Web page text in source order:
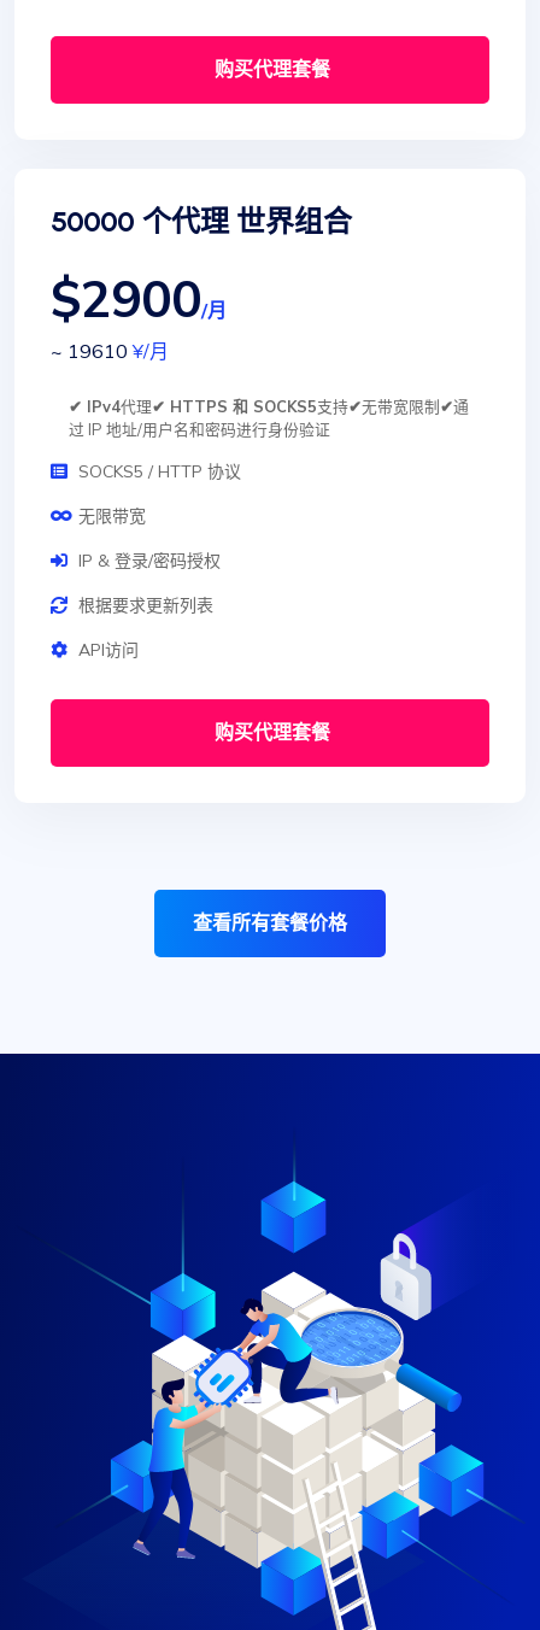
购买代理套餐
50000 个代理 世界组合
$2900/月
~ 19610¥/月
✔ IPv4代理✔ HTTPS 和 SOCKS5支持✔无带宽限制✔通
过 IP 地址/用户名和密码进行身份验证
SOCKS5 / HTTP 协议
无限带宽
IP & 登录/密码授权
根据要求更新列表
API访问
购买代理套餐
查看所有套餐价格